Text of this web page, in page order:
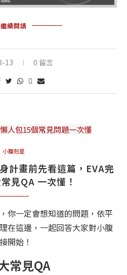
繼續閱讀
13 0 留言
小腹剋星
計畫前先看這篇，EVA完
見QA 一次懂！
你一定會想知道的問題，依平
在這邊，一起回答大家對小腹
開始！
常見QA